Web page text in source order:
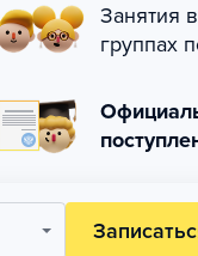
Занятия
группах